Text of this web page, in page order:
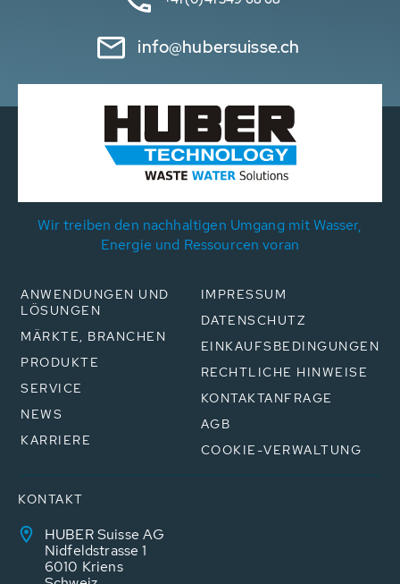
info@hubersuisse.ch
Wir treiben den nachhaltigen Umgang mit Wasser,
Energie und Ressourcen voran
ANWENDUNGEN UND
LÖSUNGEN
MÄRKTE, BRANCHEN
PRODUKTE
SERVICE
NEWS
KARRIERE
IMPRESSUM
DATENSCHUTZ
EINKAUFSBEDINGUNGEN
RECHTLICHE HINWEISE
KONTAKTANFRAGE
AGB
COOKIE-VERWALTUNG
KONTAKT
HUBER Suisse AG
Nidfeldstrasse 1
6010 Kriens